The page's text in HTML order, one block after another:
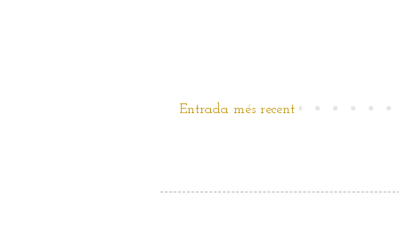
Entrada més recent